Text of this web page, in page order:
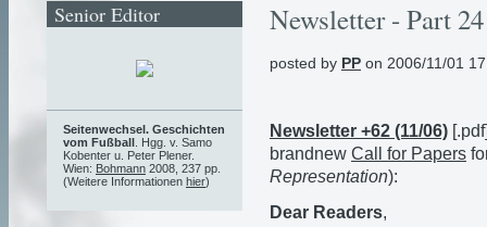
Newsletter - Part 24
posted by PP on 2006/11/01
Newsletter +62 (11/06)
brandnew Call for Papers
Representation):
Dear Readers,
Senior Editor
Seitenwechsel. Geschichten
vom Fußball . Hgg. v. Samo
Kobenter u. Peter Plener.
Wien: Bohmann 2008, 237 pp.
(Weitere Informationen hier)